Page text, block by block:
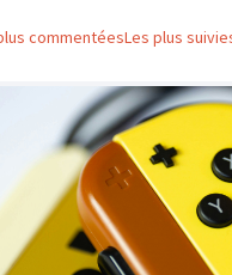
commentéesLes plus